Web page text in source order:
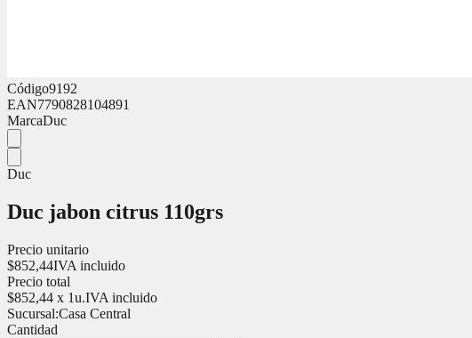
Código9192
EAN7790828104891
MarcaDuc
Duc
Duc jabon citrus 110grs
Precio unitario
$852,44IVA incluido
Precio total
$852,44 x 1u.IVA incluido
Sucursal:Casa Central
Cantidad